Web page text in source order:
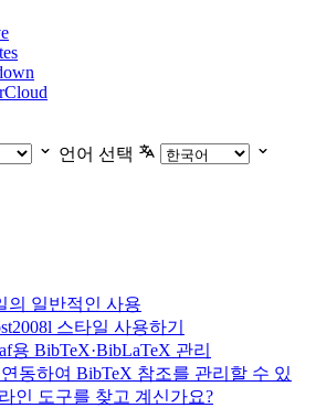
언어 선택
의 일반적인 사용
스타일 사용하기
용 BibTeX·BibLaTeX 관리
동하여 BibTeX 참조를 관리할 수 있
인 도구를 찾고 계신가요?